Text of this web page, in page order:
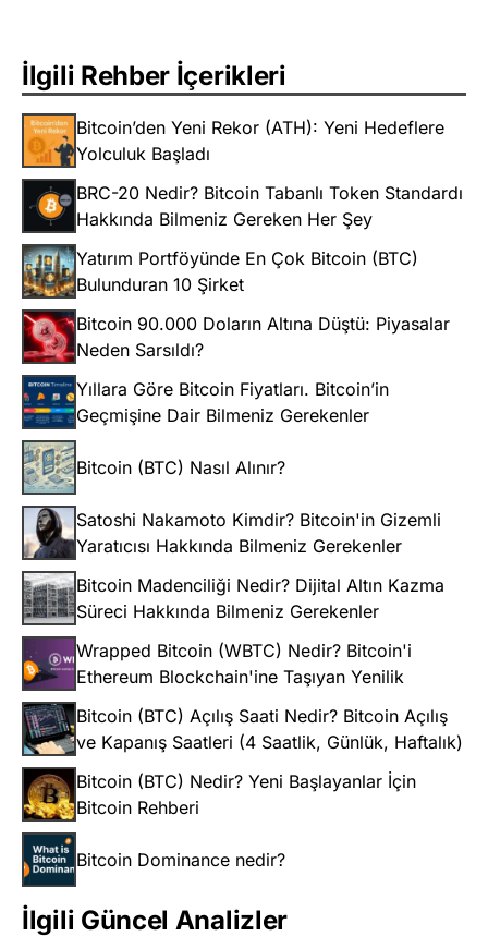
İlgili Rehber İçerikleri
Bitcoin’den Yeni Rekor (ATH): Yeni Hedeflere
Yolculuk Başladı
BRC-20 Nedir? Bitcoin Tabanlı Token Standardı
Hakkında Bilmeniz Gereken Her Şey
Yatırım Portföyünde En Çok Bitcoin (BTC)
Bulunduran 10 Şirket
Bitcoin 90.000 Doların Altına Düştü: Piyasalar
Neden Sarsıldı?
Yıllara Göre Bitcoin Fiyatları. Bitcoin’in
Geçmişine Dair Bilmeniz Gerekenler
Bitcoin (BTC) Nasıl Alınır?
Satoshi Nakamoto Kimdir? Bitcoin'in Gizemli
Yaratıcısı Hakkında Bilmeniz Gerekenler
Bitcoin Madenciliği Nedir? Dijital Altın Kazma
Süreci Hakkında Bilmeniz Gerekenler
Wrapped Bitcoin (WBTC) Nedir? Bitcoin'i
Ethereum Blockchain'ine Taşıyan Yenilik
Bitcoin (BTC) Açılış Saati Nedir? Bitcoin Açılış
ve Kapanış Saatleri (4 Saatlik, Günlük, Haftalık)
Bitcoin (BTC) Nedir? Yeni Başlayanlar İçin
Bitcoin Rehberi
Bitcoin Dominance nedir?
İlgili Güncel Analizler